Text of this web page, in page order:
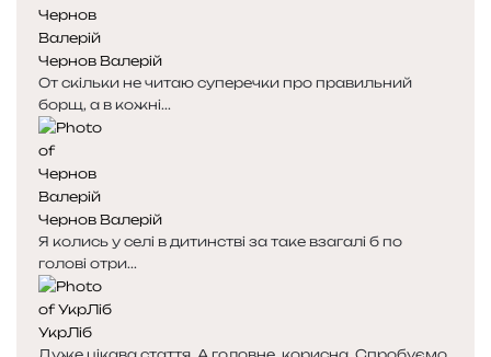
Чернов Валерій
От скільки не читаю суперечки про правильний
борщ, а в кожні...
Чернов Валерій
Я колись у селі в дитинстві за таке взагалі б по
голові отри...
УкрЛіб